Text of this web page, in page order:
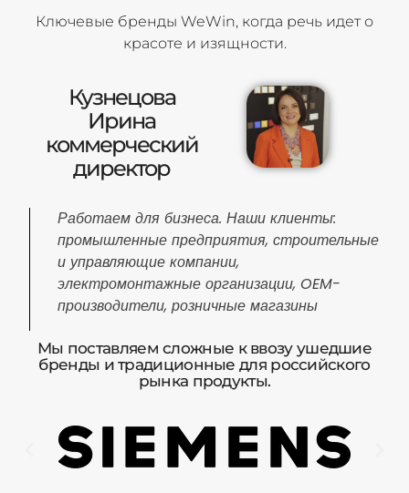
Ключевые бренды WeWin, когда речь идет о
красоте и изящности.
Кузнецова
Ирина
коммерческий
директор
Работаем для бизнеса. Наши клиенты:
промышленные предприятия, строительные
и управляющие компании,
электромонтажные организации, OEM-
производители, розничные магазины
Мы поставляем сложные к ввозу ушедшие
бренды и традиционные для российского
рынка продукты.